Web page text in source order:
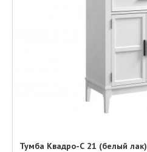
Тумба Квадро-С 21 (белый лак)